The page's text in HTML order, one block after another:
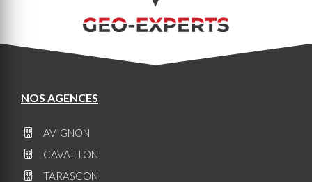
NOS AGENCES
AVIGNON
CAVAILLON
TARASCON